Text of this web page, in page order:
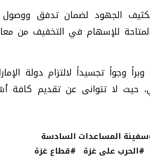
الجهود لضمان تدفق ووصول
للإسهام في التخفيف من
وجواً تجسيداً لالتزام دولة
حيث لا تتوانى عن تقديم كافة
المساعدات السادسة
#الحرب على غزة #قطاع غزة